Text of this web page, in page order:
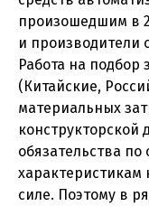
произошедшим в
и производители
Работа на подбор
(Китайские,
материальных
конструкторской
обязательства по
характеристикам
силе. Поэтому в